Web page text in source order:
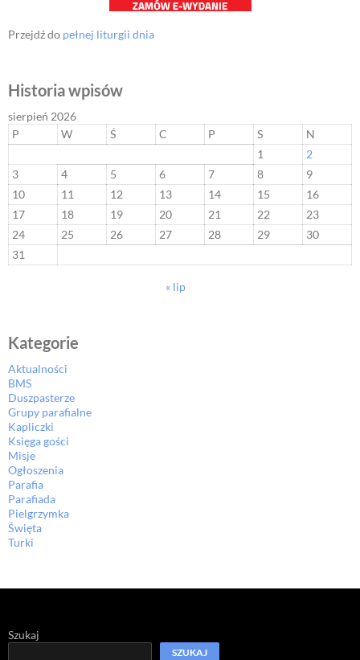
Przejdź do pełnej liturgii dnia
Historia wpisów
sierpień 2026
P
W Ś C P S
N
1
2
3
4 5 6 7 8
9
10
11 12 13 14 15
16
17
18 19 20 21 22
23
24
25 26 27 28 29
30
31
« lip
Kategorie
Aktualności
BMS
Duszpasterze
Grupy parafialne
Kapliczki
Księga gości
Misje
Ogłoszenia
Parafia
Parafiada
Pielgrzymka
Święta
Turki
Szukaj
SZUKAJ